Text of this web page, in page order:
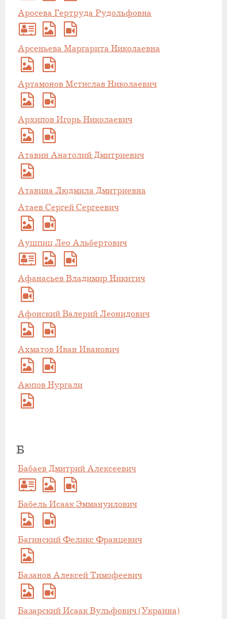
Аросева Гертруда Рудольфовна
Арсеньева Маргарита Николаевна
Артамонов Мстислав Николаевич
Архипов Игорь Николаевич
Атавин Анатолий Дмитриевич
Атавина Людмила Дмитриевна
Атаев Сергей Сергеевич
Аушпиц Лео Альбертович
Афанасьев Владимир Никитич
Афонский Валерий Леонидович
Ахматов Иван Иванович
Аюпов Нургали
Б
Бабаев Дмитрий Алексеевич
Бабель Исаак Эммануилович
Багинский Феликс Францевич
Базанов Алексей Тимофеевич
Базарский Исаак Вульфович (Украина)